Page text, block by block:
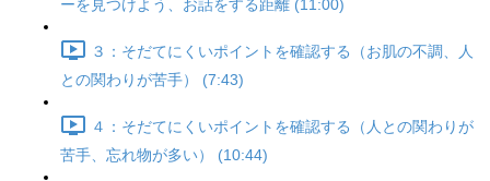
ーを見つけよう、お話をする距離 (11:00)
３：そだてにくいポイントを確認する（お肌の不調、人
との関わりが苦手） (7:43)
４：そだてにくいポイントを確認する（人との関わりが
苦手、忘れ物が多い） (10:44)